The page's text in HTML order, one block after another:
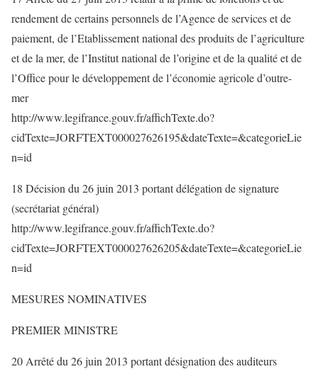
rendement de certains personnels de l’Agence de services et de
paiement, de l’Etablissement national des produits de l’agriculture
et de la mer, de l’Institut national de l’origine et de la qualité et de
l’Office pour le développement de l’économie agricole d’outre-
mer
http://www.legifrance.gouv.fr/affichTexte.do?
cidTexte=JORFTEXT000027626195&dateTexte=&categorieLie
n=id
18 Décision du 26 juin 2013 portant délégation de signature
(secrétariat général)
http://www.legifrance.gouv.fr/affichTexte.do?
cidTexte=JORFTEXT000027626205&dateTexte=&categorieLie
n=id
MESURES NOMINATIVES
PREMIER MINISTRE
20 Arrêté du 26 juin 2013 portant désignation des auditeurs